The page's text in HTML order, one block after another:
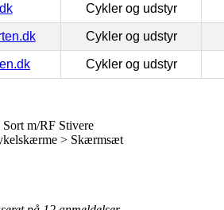
Cykler og udstyr
Cykler og udstyr
Cykler og udstyr
m/RF Stivere
> Skærmsæt